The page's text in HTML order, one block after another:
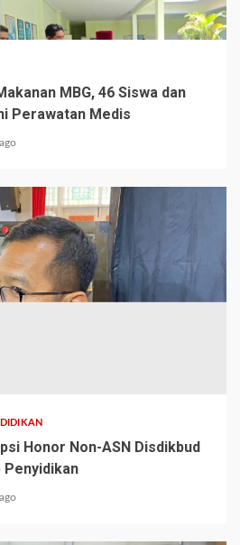
MBG, 46 Siswa dan
Perawatan Medis
Honor Non-ASN Disdikbud
Penyidikan